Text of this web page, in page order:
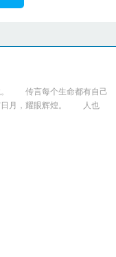
。 传言每个生命都有自己
日月，耀眼辉煌。 人也